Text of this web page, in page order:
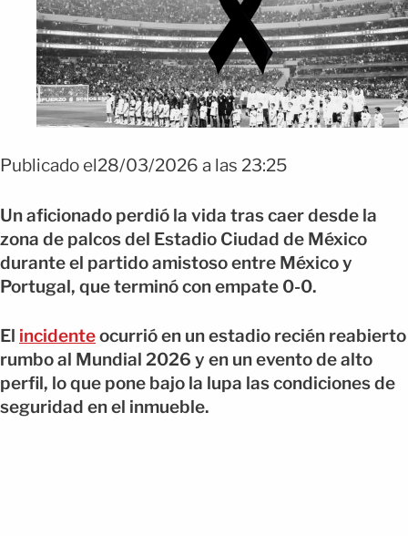
Publicado el28/03/2026 a las 23:25
Un aficionado perdió la vida tras caer desde la
zona de palcos del Estadio Ciudad de México
durante el partido amistoso entre México y
Portugal, que terminó con empate 0-0.
El incidenteocurrió en un estadio recién reabierto
rumbo al Mundial 2026 y en un evento de alto
perfil, lo que pone bajo la lupa las condiciones de
seguridad en el inmueble.